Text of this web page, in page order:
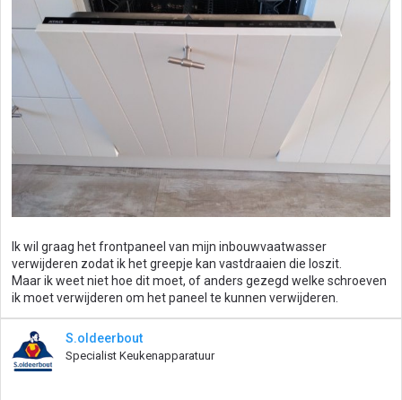
Ik wil graag het frontpaneel van mijn inbouwvaatwasser
verwijderen zodat ik het greepje kan vastdraaien die loszit.
Maar ik weet niet hoe dit moet, of anders gezegd welke schroeven
ik moet verwijderen om het paneel te kunnen verwijderen.
S.oldeerbout
Specialist Keukenapparatuur